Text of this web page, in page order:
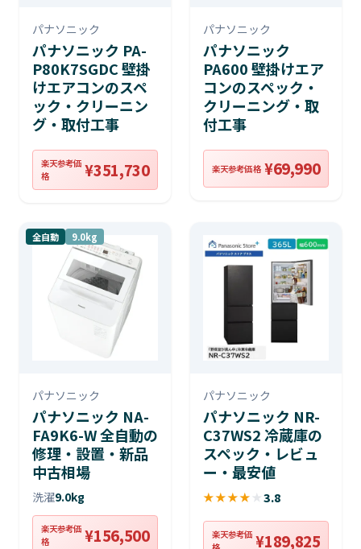
パナソニック
パナソニック PA-
P80K7SGDC 壁掛
けエアコンのスペ
ック・クリーニン
グ・取付工事
楽天参考価
格
¥351,730
パナソニック
パナソニック
PA600 壁掛けエア
コンのスペック・
クリーニング・取
付工事
楽天参考価格 ¥69,990
全自動 9.0kg
パナソニック
パナソニック NA-
FA9K6-W 全自動の
修理・設置・新品
中古相場
洗濯9.0kg
楽天参考価
格
¥156,500
パナソニック
パナソニック NR-
C37WS2 冷蔵庫の
スペック・レビュ
ー・最安値
★★★★ ★ 3.8
楽天参考価 ¥189,825